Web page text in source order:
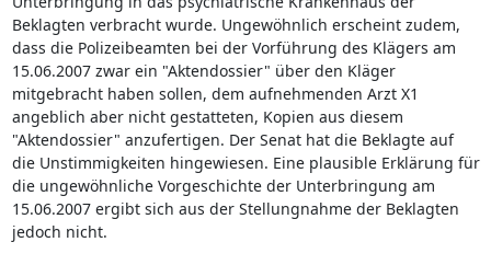
Beklagten verbracht wurde. Ungewöhnlich erscheint zudem,
dass die Polizeibeamten bei der Vorführung des Klägers am
15.06.2007 zwar ein "Aktendossier" über den Kläger
mitgebracht haben sollen, dem aufnehmenden Arzt X1
angeblich aber nicht gestatteten, Kopien aus diesem
"Aktendossier" anzufertigen. Der Senat hat die Beklagte auf
die Unstimmigkeiten hingewiesen. Eine plausible Erklärung für
die ungewöhnliche Vorgeschichte der Unterbringung am
15.06.2007 ergibt sich aus der Stellungnahme der Beklagten
jedoch nicht.